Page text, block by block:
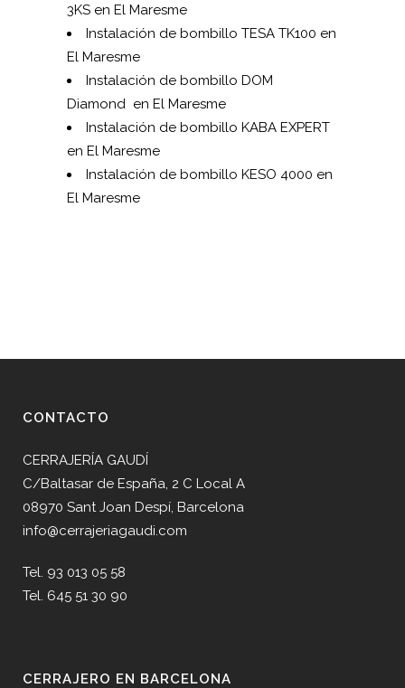
3KS en El Maresme
Instalación de bombillo TESA TK100 en
El Maresme
Instalación de bombillo DOM
Diamond en El Maresme
Instalación de bombillo KABA EXPERT
en El Maresme
Instalación de bombillo KESO 4000 en
El Maresme
CONTACTO
CERRAJERÍA GAUDÍ
C/Baltasar de España, 2 C Local A
08970 Sant Joan Despí, Barcelona
info@cerrajeriagaudi.com
Tel. 93 013 05 58
Tel. 645 51 30 90
CERRAJERO EN BARCELONA